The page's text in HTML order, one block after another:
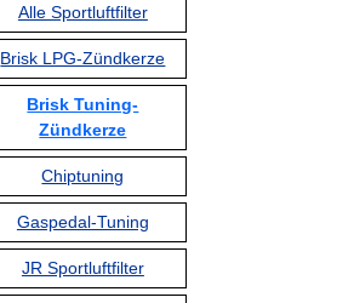
Alle Sportluftfilter
Brisk LPG-Zündkerze
Brisk Tuning-
Zündkerze
Chiptuning
Gaspedal-Tuning
JR Sportluftfilter